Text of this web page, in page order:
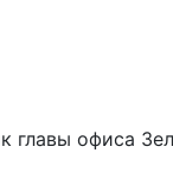
главы офиса